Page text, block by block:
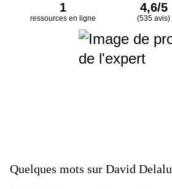
1
ressources en ligne
4,6/5
(535 avis)
Quelques mots sur David Delalu